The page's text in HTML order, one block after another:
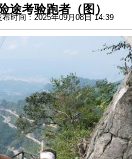
途考验跑者（图）
时间：2025年09月08日 14:39